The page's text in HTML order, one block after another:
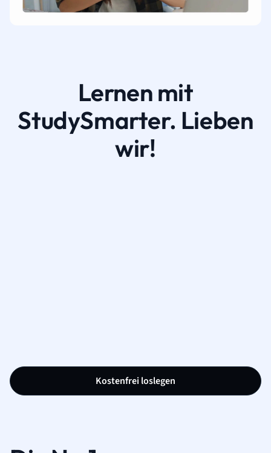
Lernen mit
StudySmarter. Lieben
wir!
Kostenfrei loslegen